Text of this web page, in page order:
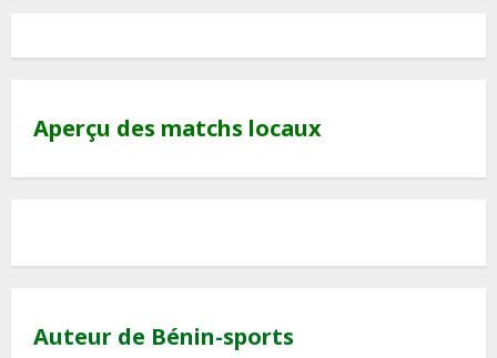
Aperçu des matchs locaux
Auteur de Bénin-sports